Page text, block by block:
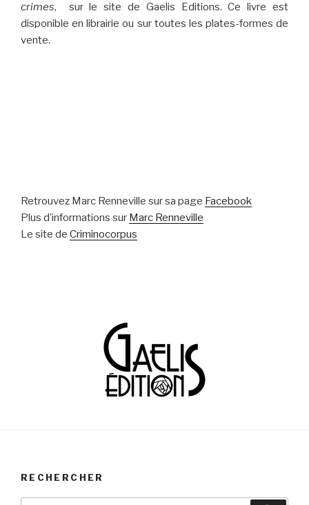
crimes, sur le site de Gaelis Editions. Ce livre est
disponible en librairie ou sur toutes les plates-formes de
vente.
Retrouvez Marc Renneville sur sa page Facebook
Plus d’informations sur Marc Renneville
Le site de Criminocorpus
RECHERCHER